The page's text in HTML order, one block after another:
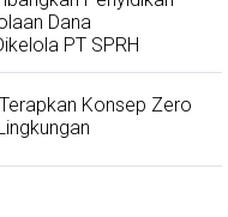
Dana
PT SPRH
Konsep Zero